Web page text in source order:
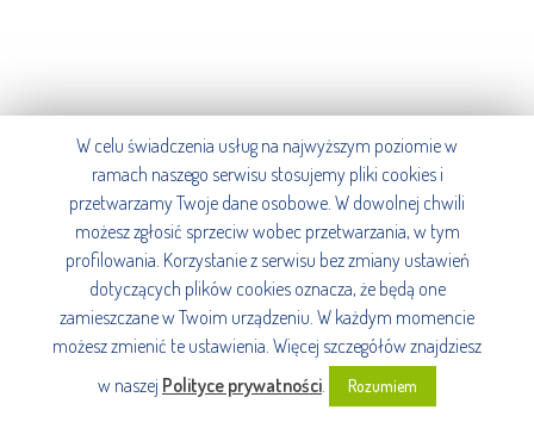
W celu świadczenia usług na najwyższym poziomie w
ramach naszego serwisu stosujemy pliki cookies i
przetwarzamy Twoje dane osobowe. W dowolnej chwili
możesz zgłosić sprzeciw wobec przetwarzania, w tym
profilowania. Korzystanie z serwisu bez zmiany ustawień
dotyczących plików cookies oznacza, że będą one
zamieszczane w Twoim urządzeniu. W każdym momencie
możesz zmienić te ustawienia. Więcej szczegółów znajdziesz
w naszej Polityce prywatności. Rozumiem